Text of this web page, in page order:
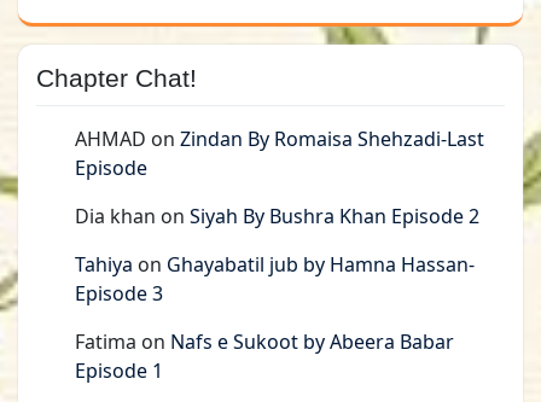
Chapter Chat!
AHMAD on Zindan By Romaisa Shehzadi-Last
Episode
Dia khan on Siyah By Bushra Khan Episode 2
Tahiya on Ghayabatil jub by Hamna Hassan-
Episode 3
Fatima on Nafs e Sukoot by Abeera Babar
Episode 1